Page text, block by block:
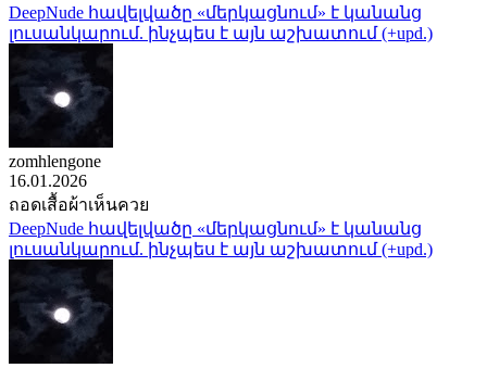
DeepNude հավելվածը «մերկացնում» է կանանց
լուսանկարում. ինչպես է այն աշխատում (+upd.)
zomhlengone
16.01.2026
ถอดเสื้อผ้าเห็นควย
DeepNude հավելվածը «մերկացնում» է կանանց
լուսանկարում. ինչպես է այն աշխատում (+upd.)